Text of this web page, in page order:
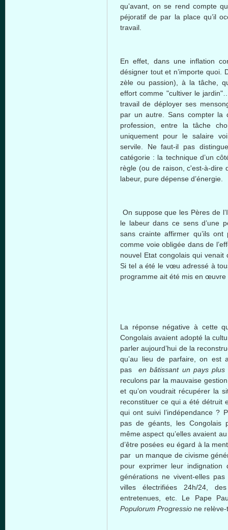
qu’avant , on se rend compte
péjoratif de par la place qu’il
travail.
Eneffet dans uneinflation
désigner tout et n’importe quoi.
zèle ou passion), à la tâche,
effortcomme "cultiverle jardin"
travail de déployer ses
par unautre . Sans compterla
profession, entrelatâche
uniquement pour le salaire
servile. Nefaut-il pas
catégorie : la technique d’un
règle (ou de raison,c'est-à-dire
labeur, pure dépense d’énergie
On supposeque les Pères de
le labeur dans ce sens d’une
sanscrainte affirmer qu’ils ont
comme voie obligée dansde
nouvel Etat congolais qui venait
Si telaété le vœu adressé à
programme ait été mis en œuvre
La réponse négative à cette
Congolais avaient adoptéla
parler aujourd’hui de la
qu’au lieu de parfaire, on est
pas enbâtissantun pays
reculons par la mauvaise gestion
et qu’on voudrait récupérer la
reconstituer cequi a été détruit
quiont suivi l’indépendance ?
pas de géants , les Congolais
même aspect qu’elles avaient
d’être posées eu égard à la
par un manque de civisme
pour exprimer leur indignation
générations ne vivent-ellespas
villes
électrifiées 24h/24,
entretenues , etc. Le Pape
Populorum Progressio ne relève-